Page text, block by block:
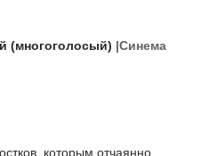
(многоголосый) |Синема
которым отчаянно